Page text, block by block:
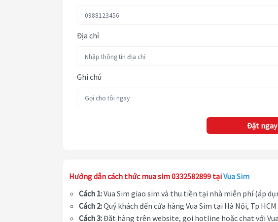
Địa chỉ
Ghi chú
Đặt ngay
Hướng dẫn cách thức mua sim 0332582899 tạiVua Sim
Cách 1:Vua Sim giao sim và thu tiền tại nhà miễn phí (áp
Cách 2:Quý khách đến cửa hàng Vua Sim tại Hà Nội,
Cách 3:Đặt hàng trên website, gọi hotline hoặc chat với